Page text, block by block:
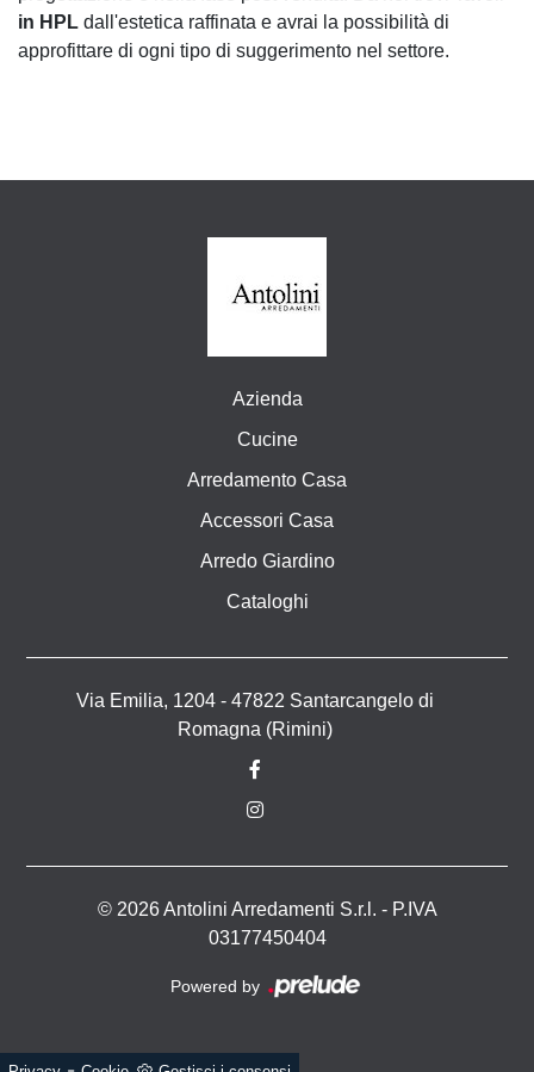
in HPL dall'estetica raffinata e avrai la possibilità di
approfittare di ogni tipo di suggerimento nel settore.
Azienda
Cucine
Arredamento Casa
Accessori Casa
Arredo Giardino
Cataloghi
Via Emilia, 1204 - 47822 Santarcangelo di
Romagna (Rimini)
© 2026 Antolini Arredamenti S.r.l. - P.IVA
03177450404
Powered by